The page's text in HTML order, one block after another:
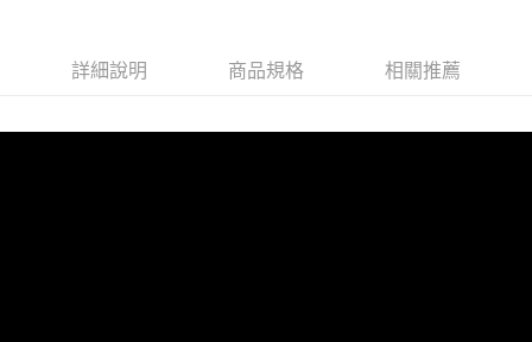
https://aftee.tw/terms/#terms3
任。
詳細說明 商品規格 相關推薦